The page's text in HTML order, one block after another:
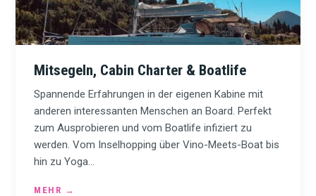
Mitsegeln, Cabin Charter & Boatlife
Spannende Erfahrungen in der eigenen Kabine mit
anderen interessanten Menschen an Board. Perfekt
zum Ausprobieren und vom Boatlife infiziert zu
werden. Vom Inselhopping über Vino-Meets-Boat bis
hin zu Yoga…
MEHR →